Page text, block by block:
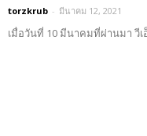
torzkrub - มีนาคม 12, 2021
เมื่อวันที่ 10 มีนาคมที่ผ่านมา วีเ